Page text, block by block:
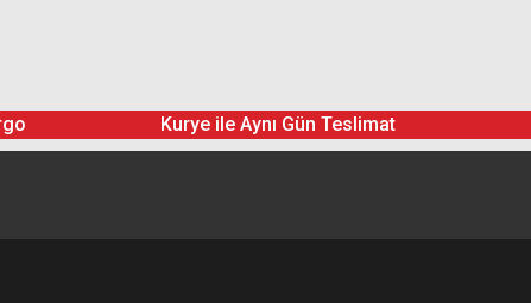
Kurye ile Aynı Gün Teslimat